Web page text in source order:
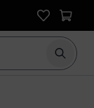
Iniciar